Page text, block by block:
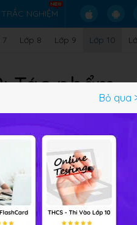
TRẮC NGHIỆM
7 Lớp 8 Lớp 9 Lớp 10
Tác phẩm -
đến bài học,
thời gian
Bỏ qua